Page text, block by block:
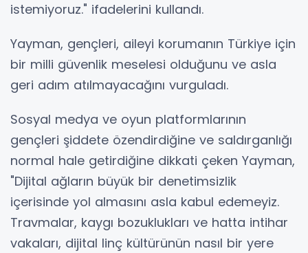
istemiyoruz." ifadelerini kullandı.
Yayman, gençleri, aileyi korumanın Türkiye için
bir milli güvenlik meselesi olduğunu ve asla
geri adım atılmayacağını vurguladı.
Sosyal medya ve oyun platformlarının
gençleri şiddete özendirdiğine ve saldırganlığı
normal hale getirdiğine dikkati çeken Yayman,
"Dijital ağların büyük bir denetimsizlik
içerisinde yol almasını asla kabul edemeyiz.
Travmalar, kaygı bozuklukları ve hatta intihar
vakaları, dijital linç kültürünün nasıl bir yere